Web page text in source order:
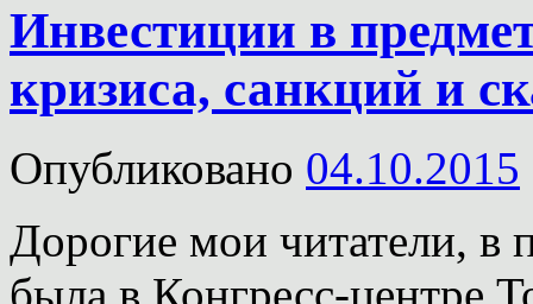
Инвестиции в
кризиса, санкций и
Опубликовано 04.10.2015
Дорогие мои читатели, в
была в Конгресс-центре